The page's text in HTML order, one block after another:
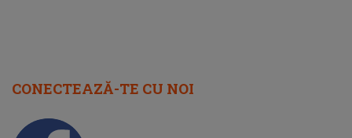
CONECTEAZĂ-TE CU NOI